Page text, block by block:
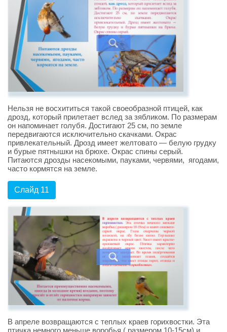
Нельзя не восхититься такой своеобразной птицей, как
дрозд, который прилетает вслед за зябликом. По размерам
он напоминает голубя. Достигают 25 см, по земле
передвигаются исключительно скачками. Окрас
привлекательный. Дрозд имеет желтовато — белую грудку
и бурые пятнышки на брюхе. Окрас спины серый.
Питаются дрозды насекомыми, пауками, червями, ягодами,
часто кормятся на земле.
Слайд 11
В апреле возвращаются с теплых краев горихвостки. Эта
птичка немного меньше воробья ( размером 10-15см) и